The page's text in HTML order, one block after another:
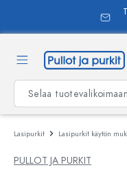
Lasipurkit Lasipurkit käytön
PULLOT JA PURKIT